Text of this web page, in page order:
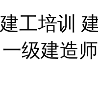
建工培训
一级建造